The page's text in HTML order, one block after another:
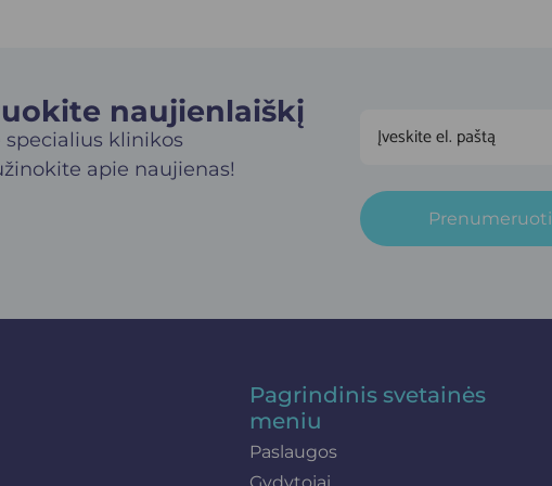
naujienlaiškį​
klinikos
apie naujienas!
Prenumeruoti
Pagrindinis svetainės
meniu
Paslaugos